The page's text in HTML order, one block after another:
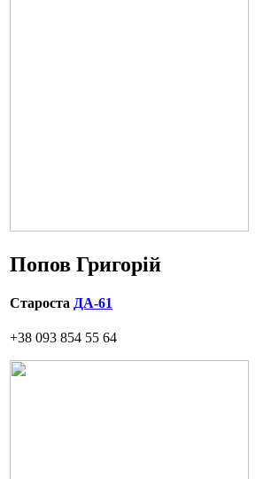
Попов Григорій
Староста ДА-61
+38 093 854 55 64